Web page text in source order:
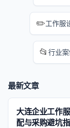
✏️工作服
📂 行业案
最新文章
大连企业工作
配与采购避坑